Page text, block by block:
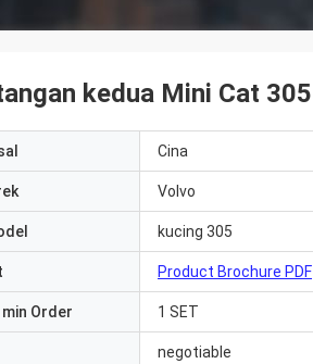
kedua Mini Cat 305
Cina
Volvo
kucing 305
Product Brochure PDF
Order 1 SET
negotiable